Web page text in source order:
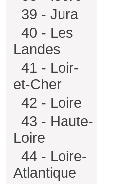
39 - Jura
40 - Les
Landes
41 - Loir-
et-Cher
42 - Loire
43 - Haute-
Loire
44 - Loire-
Atlantique